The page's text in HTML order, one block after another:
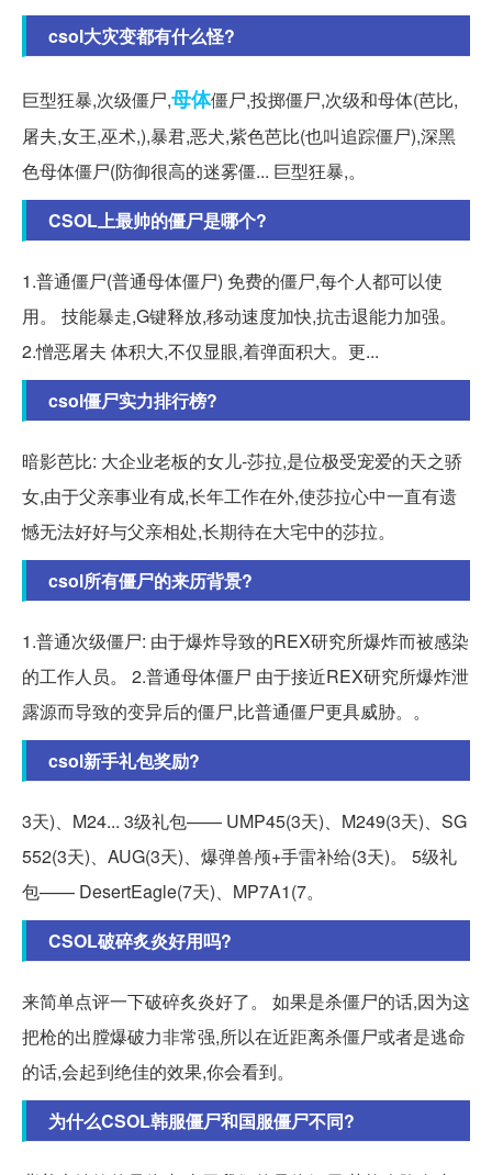
csol大灾变都有什么怪?
巨型狂暴,次级僵尸,母体僵尸,投掷僵尸,次级和母体(芭比,
屠夫,女王,巫术,),暴君,恶犬,紫色芭比(也叫追踪僵尸),深黑
色母体僵尸(防御很高的迷雾僵... 巨型狂暴,。
CSOL上最帅的僵尸是哪个?
1.普通僵尸(普通母体僵尸) 免费的僵尸,每个人都可以使
用。 技能暴走,G键释放,移动速度加快,抗击退能力加强。
2.憎恶屠夫 体积大,不仅显眼,着弹面积大。更...
csol僵尸实力排行榜?
暗影芭比: 大企业老板的女儿-莎拉,是位极受宠爱的天之骄
女,由于父亲事业有成,长年工作在外,使莎拉心中一直有遗
憾无法好好与父亲相处,长期待在大宅中的莎拉。
csol所有僵尸的来历背景?
1.普通次级僵尸: 由于爆炸导致的REX研究所爆炸而被感染
的工作人员。 2.普通母体僵尸 由于接近REX研究所爆炸泄
露源而导致的变异后的僵尸,比普通僵尸更具威胁。。
csol新手礼包奖励?
3天)、M24... 3级礼包—— UMP45(3天)、M249(3天)、SG
552(3天)、AUG(3天)、爆弹兽颅+手雷补给(3天)。 5级礼
包—— DesertEagle(7天)、MP7A1(7。
CSOL破碎炙炎好用吗?
来简单点评一下破碎炙炎好了。 如果是杀僵尸的话,因为这
把枪的出膛爆破力非常强,所以在近距离杀僵尸或者是逃命
的话,会起到绝佳的效果,你会看到。
为什么CSOL韩服僵尸和国服僵尸不同?